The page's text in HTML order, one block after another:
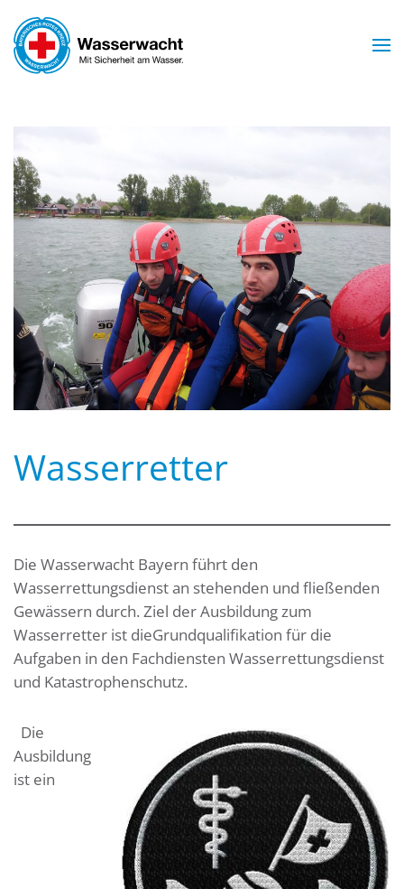
Skip to main content
Wasserretter
Die Wasserwacht Bayern führt den
Wasserrettungsdienst an stehenden und fließenden
Gewässern durch. Ziel der Ausbildung zum
Wasserretter ist dieGrundqualifikation für die
Aufgaben in den Fachdiensten Wasserrettungsdienst
und Katastrophenschutz.
Die
Ausbildung
ist ein